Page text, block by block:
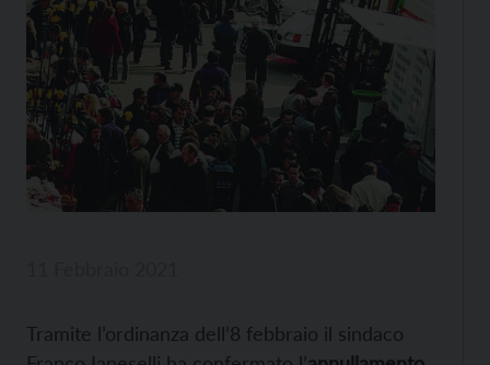
Tramite l’ordinanza dell’8 febbraio il sindaco